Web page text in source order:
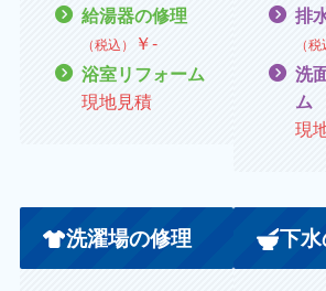
給湯器の修理
（税込） ￥‐
浴室リフォーム
現地見積
排
（税
洗
ム
現
洗濯場の修理 下